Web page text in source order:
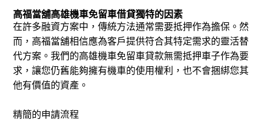
高福當舖高雄機車免留車借貸獨特的因素
在許多融資方案中，傳統方法通常需要抵押作為擔保。然
而，高福當舖相信應為客戶提供符合其特定需求的靈活替
代方案。我們的高雄機車免留車貸款無需抵押車子作為要
求，讓您仍舊能夠擁有機車的使用權利，也不會捆綁您其
他有價值的資產。
精簡的申請流程